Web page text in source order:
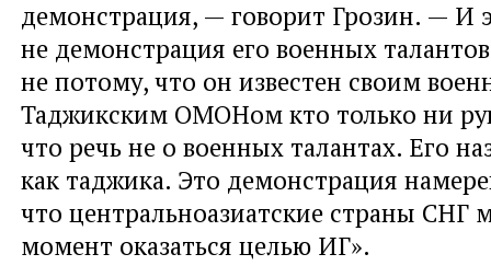
демонстрация, — говорит Грозин. — И
не демонстрация его военных
не потому, что он известен своим
Таджикским ОМОНом кто только ни
что речь не о военных талантах. Его
как таджика. Это демонстрация
что центральноазиатские страны СНГ
момент оказаться целью ИГ».